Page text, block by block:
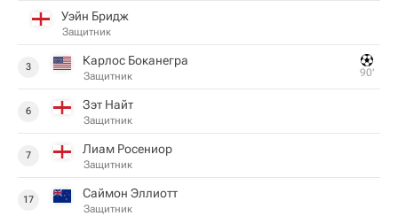
Уэйн Бридж
Защитник
3 Карлос Боканегра
Защитник 90‎’‎
6 Зэт Найт
Защитник
7 Лиам Росениор
Защитник
17 Саймон Эллиотт
Защитник